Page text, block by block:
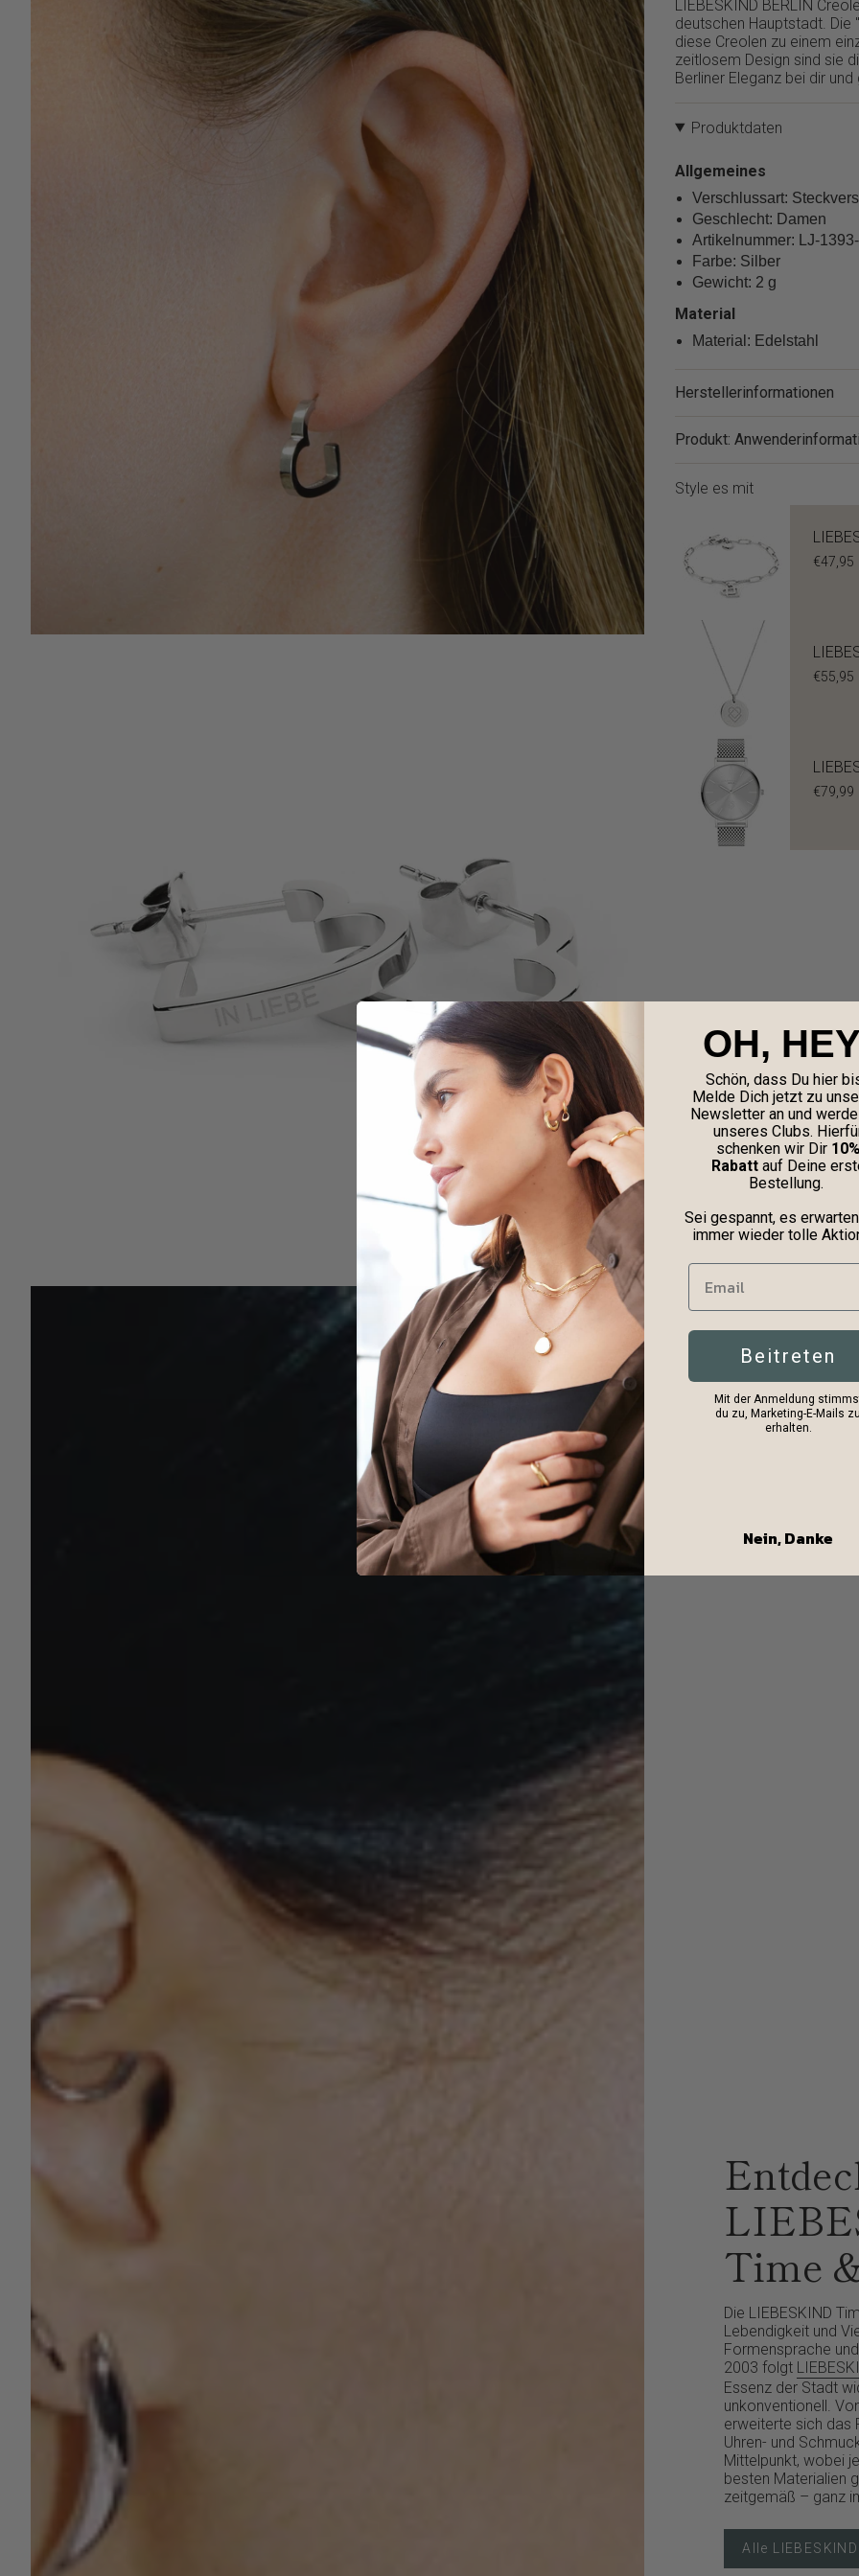
product
}}
verringern",
"multiples_of"=>"Schritte
von
quantity
"minimum_of"=>"Minimum
von
{{
quantity
}}",
"maximum_of"=>"Maximum
von
{{
quantity
LIEBESKIND BERLIN
deutschen Hauptstadt. Die
diese Creolen zu einem
zeitlosem Design sind sie
Berliner Eleganz bei dir
Produktdaten
Allgemeines
Verschlussart:
Geschlecht: Damen
Artikelnummer: LJ-
Farbe: Silber
Gewicht: 2 g
Material
Material: Edelstahl
Herstellerinformationen
Produkt:
Style es mit
€47,95
€55,95
€79,99
Time
Die LIEBESKIND
Lebendigkeit und
Formensprache
2003 folgt
Essenz der Stadt
unkonventionell.
erweiterte sich das
Uhren- und
Mittelpunkt, wobei
besten Materialien
zeitgemäß – ganz
Alle
OH,
Schön, dass Du hier
Melde Dich jetzt zu
Newsletter an und
unseres Clubs.
schenken wir Dir
Rabattauf Deine
Bestellung.
Sei gespannt, es
immer wieder tolle
Beitreten
Mit der Anmeldung
du zu, Marketing-E-Mails
erhalten.
Nein, Danke